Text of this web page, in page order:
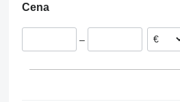
314
436
4069
XZ
Niemcy
Francja
Cena
–